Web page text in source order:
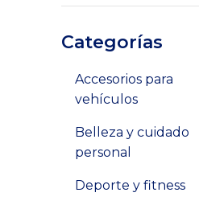
Categorías
Accesorios para
vehículos
Belleza y cuidado
personal
Deporte y fitness